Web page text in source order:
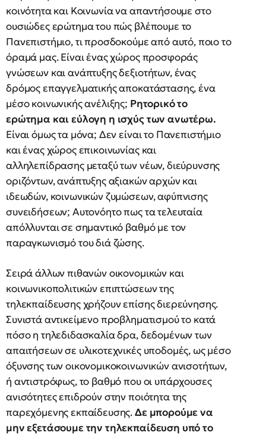
κοινότητα και Κοινωνία να απαντήσουμε στο
ουσιώδες ερώτημα του πώς βλέπουμε το
Πανεπιστήμιο, τι προσδοκούμε από αυτό, ποιο το
όραμά μας. Είναι ένας χώρος προσφοράς
γνώσεων και ανάπτυξης δεξιοτήτων, ένας
δρόμος επαγγελματικής αποκατάστασης, ένα
μέσο κοινωνικής ανέλιξης; Ρητορικό το
ερώτημα και εύλογη η ισχύς των ανωτέρω.
Είναι όμως τα μόνα; Δεν είναι το Πανεπιστήμιο
και ένας χώρος επικοινωνίας και
αλληλεπίδρασης μεταξύ των νέων, διεύρυνσης
οριζόντων, ανάπτυξης αξιακών αρχών και
ιδεωδών, κοινωνικών ζυμώσεων, αφύπνισης
συνειδήσεων; Αυτονόητο πως τα τελευταία
απόλλυνται σε σημαντικό βαθμό με τον
παραγκωνισμό του διά ζώσης.
Σειρά άλλων πιθανών οικονομικών και
κοινωνικοπολιτικών επιπτώσεων της
τηλεκπαίδευσης χρήζουν επίσης διερεύνησης.
Συνιστά αντικείμενο προβληματισμού το κατά
πόσο η τηλεδιδασκαλία δρα, δεδομένων των
απαιτήσεων σε υλικοτεχνικές υποδομές, ως μέσο
όξυνσης των οικονομικοκοινωνικών ανισοτήτων,
ή αντιστρόφως, το βαθμό που οι υπάρχουσες
ανισότητες επιδρούν στην ποιότητα της
παρεχόμενης εκπαίδευσης.Δε μπορούμε να
μην εξετάσουμε την τηλεκπαίδευση υπό το